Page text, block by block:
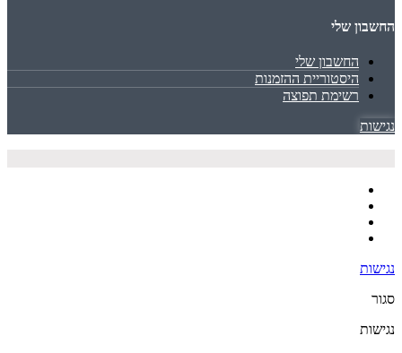
החשבון שלי
החשבון שלי
היסטוריית ההזמנות
רשימת תפוצה
נגישות
נגישות
סגור
נגישות